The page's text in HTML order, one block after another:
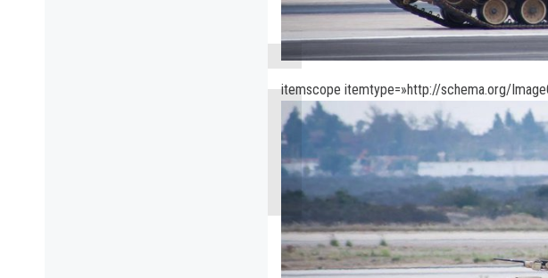
itemscope itemtype=»http://schema.org/